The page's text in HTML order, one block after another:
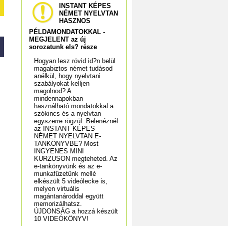
INSTANT KÉPES
NÉMET NYELVTAN
HASZNOS
PÉLDAMONDATOKKAL -
MEGJELENT az új
sorozatunk els? része
Hogyan lesz rövid id?n belül
magabiztos német tudásod
anélkül, hogy nyelvtani
szabályokat kelljen
magolnod? A
mindennapokban
használható mondatokkal a
szókincs és a nyelvtan
egyszerre rögzül. Belenéznél
az INSTANT KÉPES
NÉMET NYELVTAN E-
TANKÖNYVBE? Most
INGYENES MINI
KURZUSON megteheted. Az
e-tankönyvünk és az e-
munkafüzetünk mellé
elkészült 5 videólecke is,
melyen virtuális
magántanároddal együtt
memorizálhatsz.
ÚJDONSÁG a hozzá készült
10 VIDEÓKÖNYV!